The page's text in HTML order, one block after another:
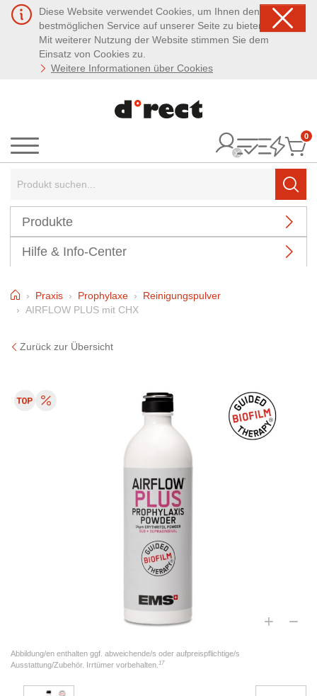
Diese Website verwendet Cookies, um Ihnen den
bestmöglichen Service auf unserer Seite zu bieten.
Mit weiterer Nutzung der Website stimmen Sie dem
Einsatz von Cookies zu.
Weitere Informationen über Cookies
Menü
0
Produkte
Hilfe & Info-Center
HomePraxis Prophylaxe
Reinigungspulver
AIRFLOW PLUS mit CHX
Zurück zur Übersicht
Abbildung/en enthalten ggf. abweichende/s oder aufpreispflichtige/s
Ausstattung/Zubehör. Irrtümer vorbehalten. 17